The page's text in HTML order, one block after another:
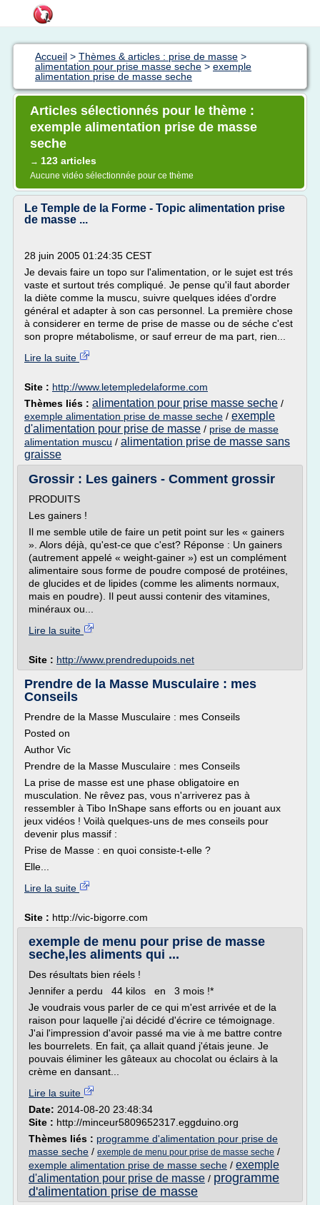
Accueil > Thèmes & articles : prise de masse >
alimentation pour prise masse seche > exemple
alimentation prise de masse seche
Articles sélectionnés pour le thème :
exemple alimentation prise de masse
seche
→ 123 articles
Aucune vidéo sélectionnée pour ce thème
Le Temple de la Forme - Topic alimentation prise
de masse ...
28 juin 2005 01:24:35 CEST
Je devais faire un topo sur l'alimentation, or le sujet est trés
vaste et surtout trés compliqué. Je pense qu'il faut aborder
la diète comme la muscu, suivre quelques idées d'ordre
général et adapter à son cas personnel. La première chose
à considerer en terme de prise de masse ou de séche c'est
son propre métabolisme, or sauf erreur de ma part, rien...
Lire la suite
Site : http://www.letempledelaforme.com
Thèmes liés : alimentation pour prise masse seche /
exemple alimentation prise de masse seche / exemple
d'alimentation pour prise de masse / prise de masse
alimentation muscu / alimentation prise de masse sans
graisse
Grossir : Les gainers - Comment grossir
PRODUITS
Les gainers !
Il me semble utile de faire un petit point sur les « gainers
». Alors déjà, qu'est-ce que c'est? Réponse : Un gainers
(autrement appelé « weight-gainer ») est un complément
alimentaire sous forme de poudre composé de protéines,
de glucides et de lipides (comme les aliments normaux,
mais en poudre). Il peut aussi contenir des vitamines,
minéraux ou...
Lire la suite
Site : http://www.prendredupoids.net
Prendre de la Masse Musculaire : mes
Conseils
Prendre de la Masse Musculaire : mes Conseils
Posted on
Author Vic
Prendre de la Masse Musculaire : mes Conseils
La prise de masse est une phase obligatoire en
musculation. Ne rêvez pas, vous n'arriverez pas à
ressembler à Tibo InShape sans efforts ou en jouant aux
jeux vidéos ! Voilà quelques-uns de mes conseils pour
devenir plus massif :
Prise de Masse : en quoi consiste-t-elle ?
Elle...
Lire la suite
Site : http://vic-bigorre.com
exemple de menu pour prise de masse
seche,les aliments qui ...
Des résultats bien réels !
Jennifer a perdu 44 kilos en 3 mois !*
Je voudrais vous parler de ce qui m'est arrivée et de la
raison pour laquelle j'ai décidé d'écrire ce témoignage.
J'ai l'impression d'avoir passé ma vie à me battre contre
les bourrelets. En fait, ça allait quand j'étais jeune. Je
pouvais éliminer les gâteaux au chocolat ou éclairs à la
crème en dansant...
Lire la suite
Date: 2014-08-20 23:48:34
Site : http://minceur5809652317.eggduino.org
Thèmes liés : programme d'alimentation pour prise de
masse seche / exemple de menu pour prise de masse seche /
exemple alimentation prise de masse seche / exemple
d'alimentation pour prise de masse / programme
d'alimentation prise de masse